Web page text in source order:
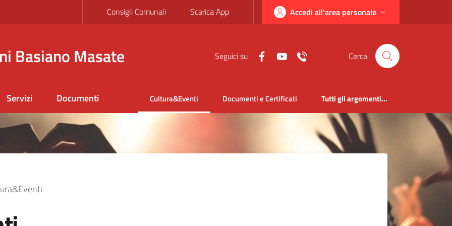
Consigli Comunali Scarica App Accedi all'area personale
Basiano Masate Seguici su Cerca
Servizi Documenti Cultura&Eventi Documenti e Certificati Tutti gli argomenti...